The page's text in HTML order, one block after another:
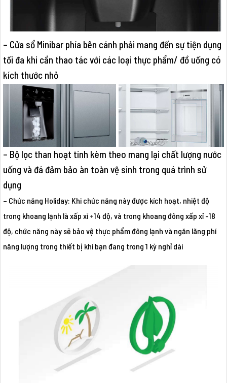
– Cửa sổ Minibar phía bên cánh phải mang đến sự tiện dụng
tối đa khi cần thao tác với các loại thực phẩm/ đồ uống có
kích thước nhỏ
– Bộ lọc than hoạt tính kèm theo mang lại chất lượng nước
uống và đá đảm bảo àn toàn vệ sinh trong quá trình sử
dụng
– Chức năng Holiday: Khi chức năng này được kích hoạt, nhiệt độ
trong khoang lạnh là xấp xỉ +14 độ, và trong khoang đông xấp xỉ -18
độ, chức năng này sẽ bảo vệ thực phẩm đông lạnh và ngăn lãng phí
năng lượng trong thiết bị khi bạn đang trong 1 kỳ nghỉ dài